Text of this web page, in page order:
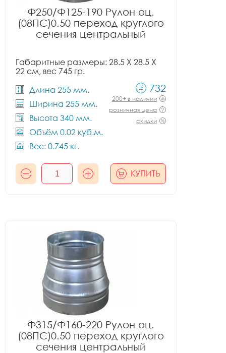
Ф250/Ф125-190 Рулон оц.
(08ПС)0.50 переход круглого
сечения центральный
Габаритные размеры: 28.5 X 28.5 X
22 см, вес 745 гр.
Длина 255 мм.
Ширина 255 мм.
Высота 340 мм.
Объём 0.02 куб.м.
Вес: 0.745 кг.
732
200+ в наличии
розничная цена
скидки
КУПИТЬ
Ф315/Ф160-220 Рулон оц.
(08ПС)0.50 переход круглого
сечения центральный